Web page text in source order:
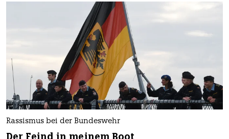
Rassismus bei der Bundeswehr